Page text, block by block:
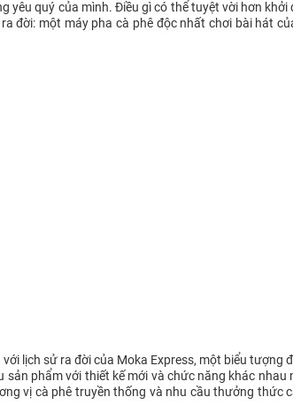
quý của mình. Điều gì có thể tuyệt vời hơn khởi
đời: một máy pha cà phê độc nhất chơi bài hát
lịch sử ra đời của Moka Express, một biểu tượng
sản phẩm với thiết kế mới và chức năng khác
vị cà phê truyền thống và nhu cầu thưởng thức